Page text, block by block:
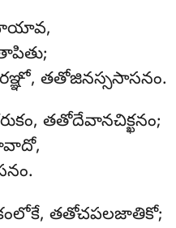
తతోజినస్ససాసనం.
తతోదేవానచిక్ఖనం;
, తతోచపలజాతికో;